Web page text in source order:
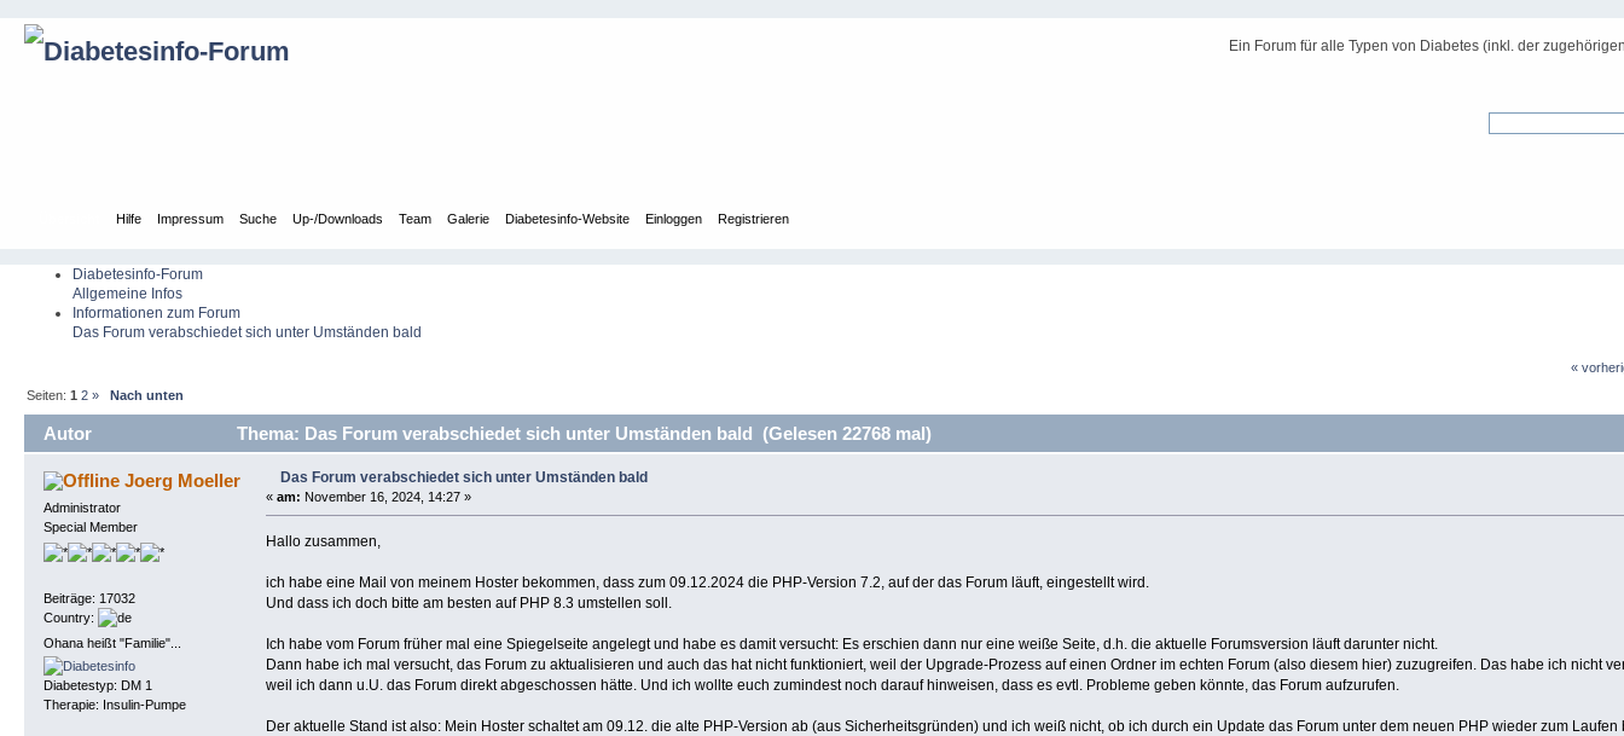
Ein Forum für alle Typen von Diabetes (inkl. der
Hilfe Impressum Suche Up-/Downloads Team Galerie Diabetesinfo-Website Einloggen Registrieren
Diabetesinfo-Forum
Allgemeine Infos
Informationen zum Forum
Das Forum verabschiedet sich unter Umständen bald
«
Seiten:1 2 » Nach unten
Autor Thema: Das Forum verabschiedet sich unter Umständen bald (Gelesen 22768 mal)
Joerg Moeller
Administrator
Special Member
Beiträge: 17032
Country:
Ohana heißt "Familie"...
Diabetestyp: DM 1
Therapie: Insulin-Pumpe
Das Forum verabschiedet sich unter Umständen bald
« am: November 16, 2024, 14:27 »
Hallo zusammen,
ich habe eine Mail von meinem Hoster bekommen, dass zum 09.12.2024 die PHP-Version 7.2, auf der das Forum läuft, eingestellt wird.
Und dass ich doch bitte am besten auf PHP 8.3 umstellen soll.
Ich habe vom Forum früher mal eine Spiegelseite angelegt und habe es damit versucht: Es erschien dann nur eine weiße Seite, d.h. die aktuelle Forumsversion läuft darunter nicht.
Dann habe ich mal versucht, das Forum zu aktualisieren und auch das hat nicht funktioniert, weil der Upgrade-Prozess auf einen Ordner im echten Forum (also diesem hier) zuzugreifen. Das habe ich nicht
weil ich dann u.U. das Forum direkt abgeschossen hätte. Und ich wollte euch zumindest noch darauf hinweisen, dass es evtl. Probleme geben könnte, das Forum aufzurufen.
Der aktuelle Stand ist also: Mein Hoster schaltet am 09.12. die alte PHP-Version ab (aus Sicherheitsgründen) und ich weiß nicht, ob ich durch ein Update das Forum unter dem neuen PHP wieder zum Laufen